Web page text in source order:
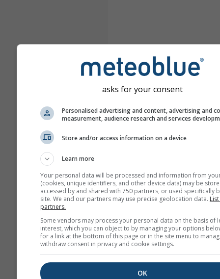
asks for your consent
Personalised advertising and content, advertising and
measurement, audience research and services
Store and/or access information on a device
Learn more
Your personal data will be processed and information from
(cookies, unique identifiers, and other device data) may be
accessed by and shared with 750 partners, or used specifically
site. We and our partners may use precise geolocation data.
partners.
Some vendors may process your personal data on the basis of
interest, which you can object to by managing your options
for a link at the bottom of this page or in the site menu to
withdraw consent in privacy and cookie settings.
OK